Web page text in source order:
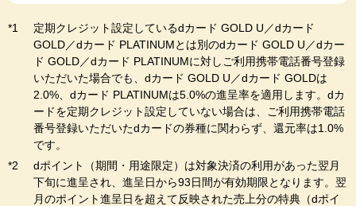
定期クレジット設定しているdカード GOLD U／dカード
GOLD／dカード PLATINUMとは別のdカード GOLD U／dカー
ド GOLD／dカード PLATINUMに対しご利用携帯電話番号登録
いただいた場合でも、dカード GOLD U／dカード GOLDは
2.0%、dカード PLATINUMは5.0%の進呈率を適用します。dカ
ードを定期クレジット設定していない場合は、ご利用携帯電話
番号登録いただいたdカードの券種に関わらず、還元率は1.0%
です。
dポイント（期間・用途限定）は対象決済の利用があった翌月
下旬に進呈され、進呈日から93日間が有効期限となります。翌
月のポイント進呈日を超えて反映された売上分の特典（dポイ